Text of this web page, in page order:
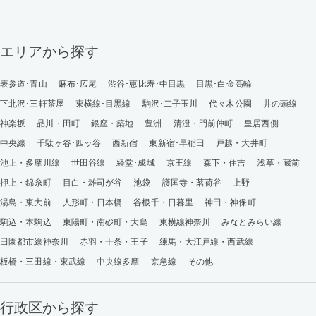
エリアから探す
表参道･青山 麻布･広尾 渋谷･恵比寿･中目黒
目黒･白金高輪
下北沢･三軒茶屋
東横線･目黒線 駒沢･二子玉川 代々木公園
井の頭線
神楽坂
品川・田町 銀座・築地 豊洲 清澄・門前仲町
皇居西側
中央線
千駄ヶ谷･四ッ谷 西新宿 東新宿･早稲田
戸越・大井町
池上・多摩川線
世田谷線 経堂･成城 京王線 森下・住吉
浅草・蔵前
押上・錦糸町
目白・雑司が谷 池袋 護国寺・茗荷谷
上野
湯島・東大前
人形町・日本橋 谷根千・日暮里
神田・神保町
駒込・本駒込
東陽町・南砂町・大島 東横線神奈川
みなとみらい線
田園都市線神奈川
赤羽・十条・王子
練馬・大江戸線・西武線
板橋・三田線・東武線
中央線多摩 京急線 その他
行政区から探す